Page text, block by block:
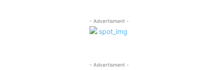
- Advertisment -
- Advertisment -